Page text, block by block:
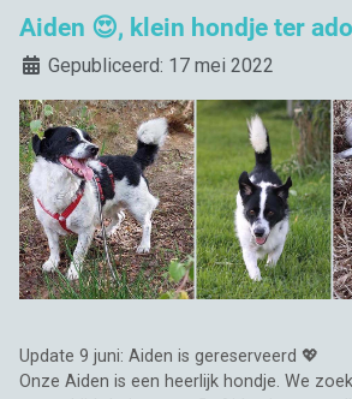
Aiden 😍, klein hondje ter
DetailsGepubliceerd: 17 mei 2022
Update 9 juni: Aiden is gereserveerd 💖
Onze Aiden is een heerlijk hondje. We